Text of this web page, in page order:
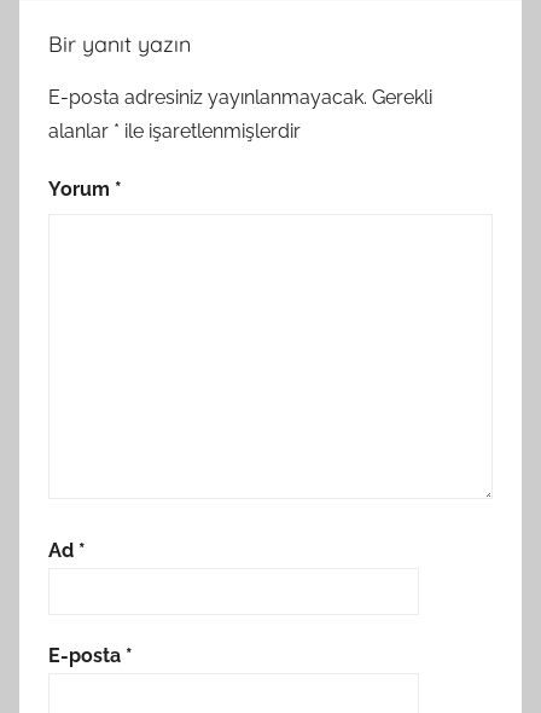
Bir yanıt yazın
E-posta adresiniz yayınlanmayacak. Gerekli
alanlar * ile işaretlenmişlerdir
Yorum *
Ad *
E-posta *